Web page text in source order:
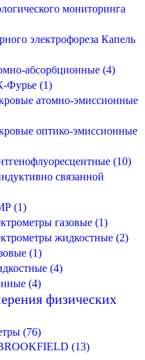
мониторинга
электрофореза Капель
абсорбционные (4)
Фурье (1)
атомно-эмиссионные
оптико-эмиссионные
(10)
связанной
(1)
газовые (1)
жидкостные (2)
(1)
(4)
(4)
физических
(76)
(13)